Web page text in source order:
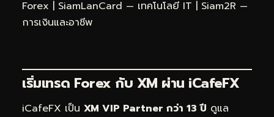
Forex | SiamLanCard — เทคโนโลยี IT | Siam2R —
การเงินและอาชีพ
เริ่มเทรด Forex กับ XM ผ่าน iCafeFX
iCafeFX เป็น XM VIP Partner กว่า 13 ปี ดูแล